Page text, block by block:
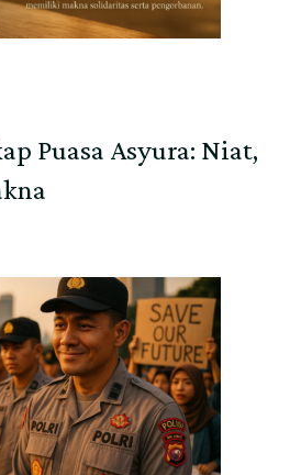
Puasa Asyura: Niat,